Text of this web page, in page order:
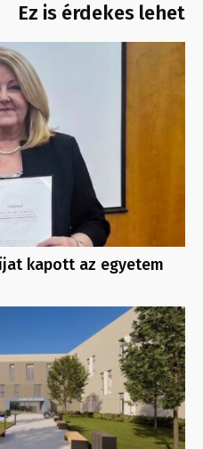
Ez is érdekes lehet
kapott az egyetem